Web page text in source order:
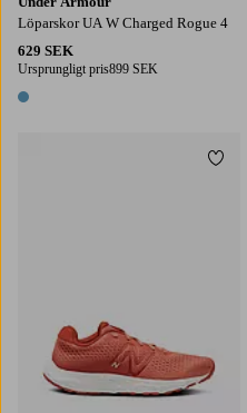
Löparskor UA W Charged Rogue 4
629 SEK
Ursprungligt pris899 SEK
1 färg